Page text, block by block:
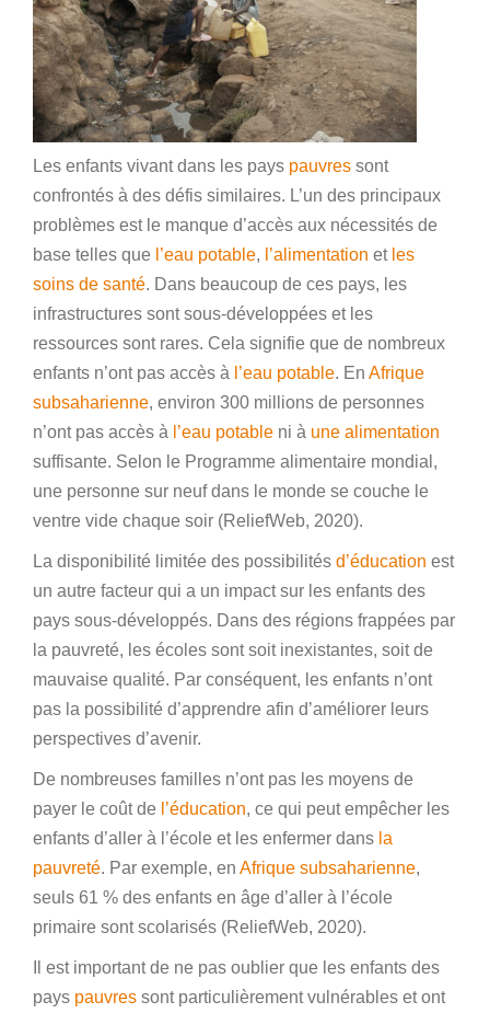
Les enfants vivant dans les pays pauvres sont
confrontés à des défis similaires. L’un des principaux
problèmes est le manque d’accès aux nécessités de
base telles que l’eau potable, l’alimentation et les
soins de santé. Dans beaucoup de ces pays, les
infrastructures sont sous-développées et les
ressources sont rares. Cela signifie que de nombreux
enfants n’ont pas accès à l’eau potable. En Afrique
subsaharienne, environ 300 millions de personnes
n’ont pas accès à l’eau potable ni à une alimentation
suffisante. Selon le Programme alimentaire mondial,
une personne sur neuf dans le monde se couche le
ventre vide chaque soir (ReliefWeb, 2020).
La disponibilité limitée des possibilités d’éducation est
un autre facteur qui a un impact sur les enfants des
pays sous-développés. Dans des régions frappées par
la pauvreté, les écoles sont soit inexistantes, soit de
mauvaise qualité. Par conséquent, les enfants n’ont
pas la possibilité d’apprendre afin d’améliorer leurs
perspectives d’avenir.
De nombreuses familles n’ont pas les moyens de
payer le coût de l’éducation, ce qui peut empêcher les
enfants d’aller à l’école et les enfermer dans la
pauvreté. Par exemple, en Afrique subsaharienne,
seuls 61 % des enfants en âge d’aller à l’école
primaire sont scolarisés (ReliefWeb, 2020).
Il est important de ne pas oublier que les enfants des
pays pauvres sont particulièrement vulnérables et ont